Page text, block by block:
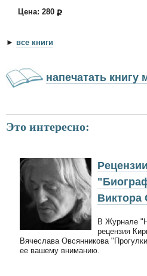
Цена: 280
► все книги
напечатать
Это интересно:
В Журнале
рецензия
Вячеслава Овсянникова
ее вашему вниманию.